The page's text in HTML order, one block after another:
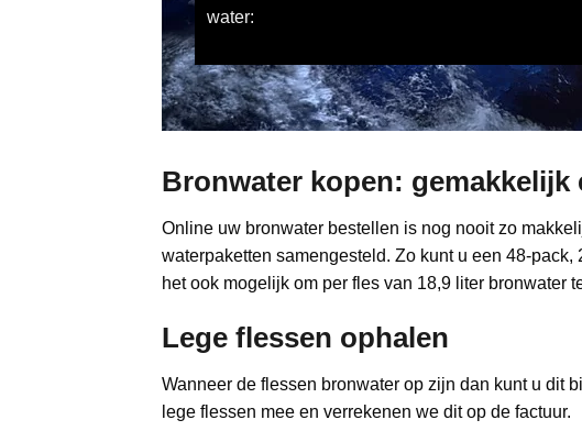
water:
Bronwater kopen: gemakkelijk
Online uw bronwater bestellen is nog nooit zo
waterpaketten samengesteld. Zo kunt u een 48-
het ook mogelijk om per fles van 18,9 liter bronwater
Lege flessen ophalen
Wanneer de flessen bronwater op zijn dan kunt u dit
lege flessen mee en verrekenen we dit op de factuur.